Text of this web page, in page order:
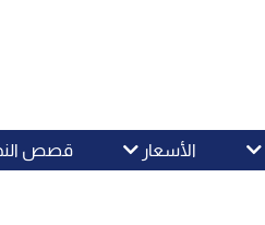
الأسعار قصص